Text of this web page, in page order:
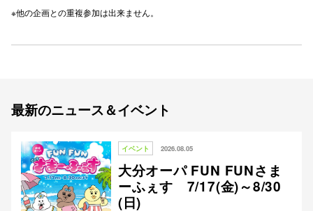
※他の企画との重複参加は出来ません。
最新のニュース＆イベント
イベント 2026.08.05
大分オーパ FUN FUNさま
ーふぇす 7/17(金)～8/30
(日)